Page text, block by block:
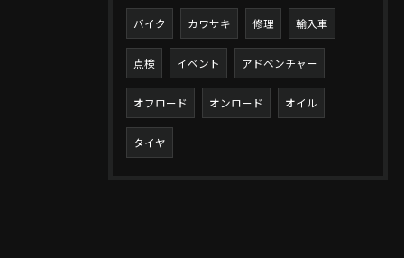
バイク カワサキ 修理 輸入車
点検 イベント アドベンチャー
オフロード オンロード オイル
タイヤ